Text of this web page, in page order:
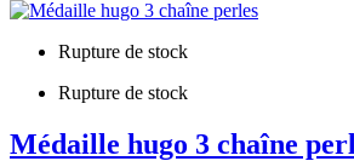
Rupture de stock
Rupture de stock
Médaille hugo 3 chaîne